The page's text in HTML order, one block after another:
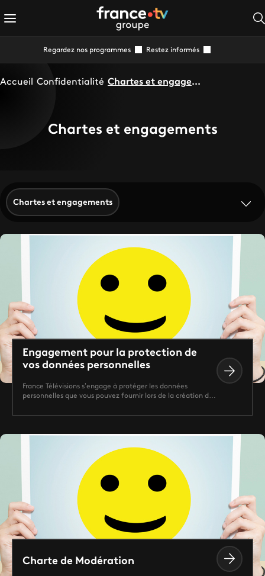
Regardez nos programmes Restez informés
Accueil Confidentialité Chartes et engagements
Chartes et engagements
Chartes et engagements
Engagement pour la protection de
vos données personnelles
France Télévisions s’engage à protéger les données
personnelles que vous pouvez fournir lors de la création de
de votre utilisation de nos services. Par ailleurs, nous vous
qu’utilisateur dans le contexte du Règlement Général à la
Charte de Modération